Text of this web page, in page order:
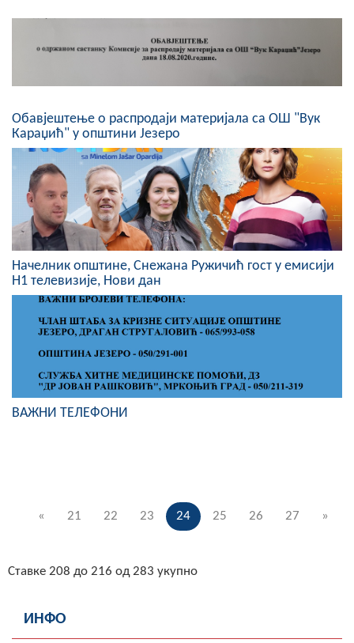
ЦИВИЛНА ЗАШТИТА
Обавјештење о распродаји материјала са ОШ "Вук
Караџић" у општини Језеро
Начелник општине, Снежана Ружичић гост у емисији
Н1 телевизије, Нови дан
ВАЖНИ ТЕЛЕФОНИ
« 21 22 23 24 25 26 27 »
Ставке 208 до 216 од 283 укупно
ИНФО